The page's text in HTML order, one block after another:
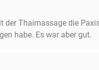
der Thaimassage die
habe. Es war aber gut.